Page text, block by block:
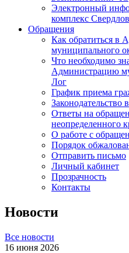
Электронный
комплекс
Обращения
Как обратиться в
муниципального
Что необходимо
Администрацию
Лог
График приема
Законодательство
Ответы на
неопределенного
О работе с
Порядок
Отправить письмо
Личный кабинет
Прозрачность
Контакты
Новости
Все новости
16 июня 2026